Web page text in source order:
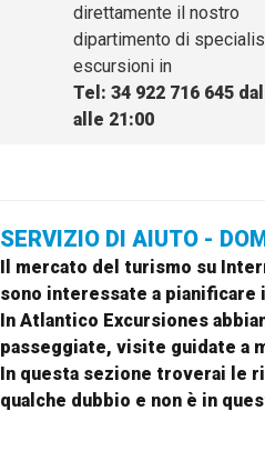
direttamente il nostro
dipartimento di
escursioni in
Tel: 34 922 716 645
alle 21:00
SERVIZIO DI AIUTO -
Il mercato del turismo su
sono interessate a
InAtlantico Excursiones
passeggiate, visite guidate a
In questa sezione troverai le
qualche dubbio e non è in